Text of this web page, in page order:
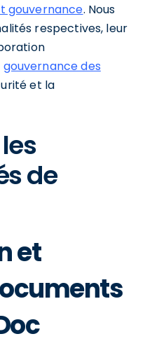
gouvernance. Nous
respectives, leur
gouvernance des
et la
de
et